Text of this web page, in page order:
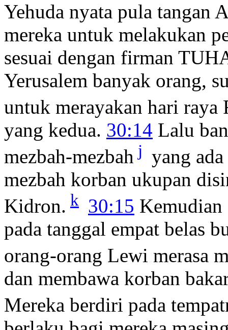
Yehuda nyata pula tangan
mereka untuk melakukan
sesuai dengan firman
Yerusalem banyak orang,
untuk merayakan hari
yang kedua. 30:14 Lalu
mezbah-mezbah j yang
mezbah korban ukupan
Kidron. k 30:15 Kemudian
pada tanggal empat belas
orang-orang Lewi merasa
dan membawa korban
Mereka berdiri pada